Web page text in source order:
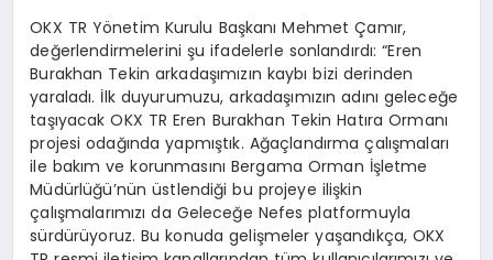
OKX TR Yönetim Kurulu Başkanı Mehmet Çamır,
değerlendirmelerini şu ifadelerle sonlandırdı: “Eren
Burakhan Tekin arkadaşımızın kaybı bizi derinden
yaraladı. İlk duyurumuzu, arkadaşımızın adını geleceğe
taşıyacak OKX TR Eren Burakhan Tekin Hatıra Ormanı
projesi odağında yapmıştık. Ağaçlandırma çalışmaları
ile bakım ve korunmasını Bergama Orman İşletme
Müdürlüğü’nün üstlendiği bu projeye ilişkin
çalışmalarımızı da Geleceğe Nefes platformuyla
sürdürüyoruz. Bu konuda gelişmeler yaşandıkça, OKX